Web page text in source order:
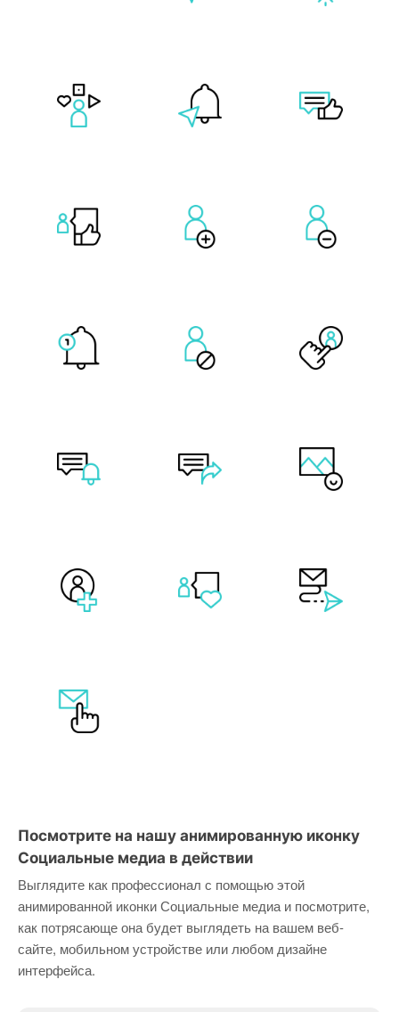
Посмотрите на нашу анимированную иконку
Социальные медиа в действии
Выглядите как профессионал с помощью этой
анимированной иконки Социальные медиа и посмотрите,
как потрясающе она будет выглядеть на вашем веб-
сайте, мобильном устройстве или любом дизайне
интерфейса.